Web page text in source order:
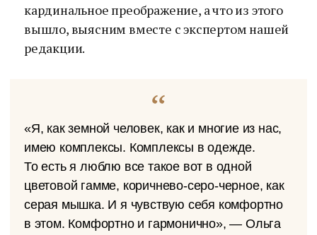
кардинальное преображение, а что из этого
вышло, выясним вместе с экспертом нашей
редакции.
«Я, как земной человек, как и многие из нас,
имею комплексы. Комплексы в одежде.
То есть я люблю все такое вот в одной
цветовой гамме, коричнево-серо-черное, как
серая мышка. И я чувствую себя комфортно
в этом. Комфортно и гармонично», — Ольга